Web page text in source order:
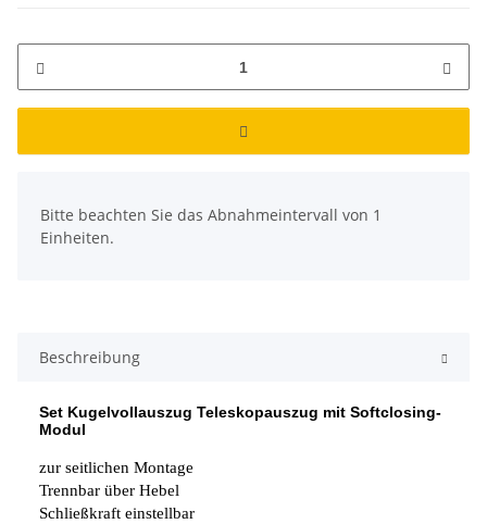
Bitte beachten Sie das Abnahmeintervall von 1
Einheiten.
Beschreibung
Set Kugelvollauszug Teleskopauszug mit Softclosing-
Modul
zur seitlichen Montage
Trennbar über Hebel
Schließkraft einstellbar